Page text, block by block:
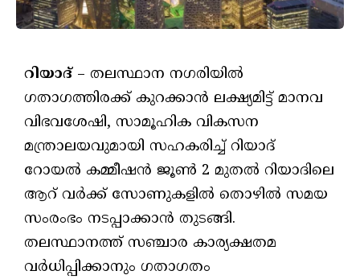
റിയാദ് – തലസ്ഥാന നഗരിയില്‍
ഗതാഗത്തിരക്ക് കുറക്കാന്‍ ലക്ഷ്യമിട്ട് മാനവ
വിഭവശേഷി, സാമൂഹിക വികസന
മന്ത്രാലയവുമായി സഹകരിച്ച് റിയാദ്
റോയല്‍ കമ്മീഷന്‍ ജൂണ്‍ 2 മുതല്‍ റിയാദിലെ
ആറ് വര്‍ക്ക് സോണുകളില്‍ തൊഴില്‍ സമയ
സംരംഭം നടപ്പാക്കാന്‍ തുടങ്ങി.
തലസ്ഥാനത്ത് സഞ്ചാര കാര്യക്ഷതമ
വര്‍ധിപ്പിക്കാനും ഗതാഗതം